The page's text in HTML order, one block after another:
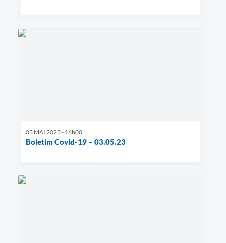
03 MAI 2023 - 16h00
Boletim Covid-19 – 03.05.23